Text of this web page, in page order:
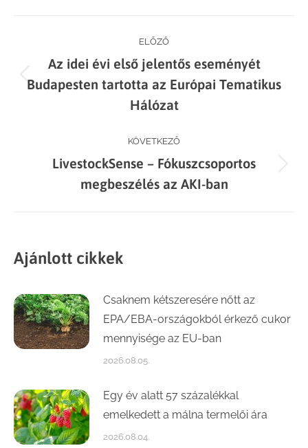
navigation
ELŐZŐ
Previous
post:
Az idei évi első jelentős eseményét
Budapesten tartotta az Európai Tematikus
Hálózat
KÖVETKEZŐ
Next
post:
LivestockSense – Fókuszcsoportos
megbeszélés az AKI-ban
Ajánlott cikkek
Csaknem kétszeresére nőtt az
EPA/EBA-országokból érkező cukor
mennyisége az EU-ban
2026.08.05.
Egy év alatt 57 százalékkal
emelkedett a málna termelői ára
2026.08.04.